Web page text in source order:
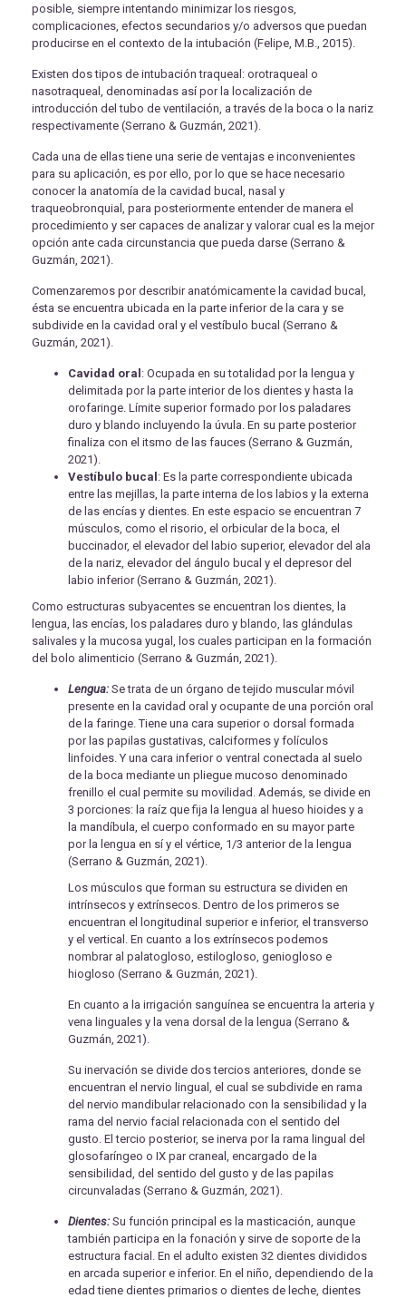
posible, siempre intentando minimizar los riesgos,
complicaciones, efectos secundarios y/o adversos que puedan
producirse en el contexto de la intubación (Felipe, M.B., 2015).
Existen dos tipos de intubación traqueal: orotraqueal o
nasotraqueal, denominadas así por la localización de
introducción del tubo de ventilación, a través de la boca o la nariz
respectivamente (Serrano & Guzmán, 2021).
Cada una de ellas tiene una serie de ventajas e inconvenientes
para su aplicación, es por ello, por lo que se hace necesario
conocer la anatomía de la cavidad bucal, nasal y
traqueobronquial, para posteriormente entender de manera el
procedimiento y ser capaces de analizar y valorar cual es la mejor
opción ante cada circunstancia que pueda darse (Serrano &
Guzmán, 2021).
Comenzaremos por describir anatómicamente la cavidad bucal,
ésta se encuentra ubicada en la parte inferior de la cara y se
subdivide en la cavidad oral y el vestíbulo bucal (Serrano &
Guzmán, 2021).
Cavidad oral : Ocupada en su totalidad por la lengua y
delimitada por la parte interior de los dientes y hasta la
orofaringe. Límite superior formado por los paladares
duro y blando incluyendo la úvula. En su parte posterior
finaliza con el itsmo de las fauces (Serrano & Guzmán,
2021).
Vestíbulo bucal : Es la parte correspondiente ubicada
entre las mejillas, la parte interna de los labios y la externa
de las encías y dientes. En este espacio se encuentran 7
músculos, como el risorio, el orbicular de la boca, el
buccinador, el elevador del labio superior, elevador del ala
de la nariz, elevador del ángulo bucal y el depresor del
labio inferior (Serrano & Guzmán, 2021).
Como estructuras subyacentes se encuentran los dientes, la
lengua, las encías, los paladares duro y blando, las glándulas
salivales y la mucosa yugal, los cuales participan en la formación
del bolo alimenticio (Serrano & Guzmán, 2021).
Lengua: Se trata de un órgano de tejido muscular móvil
presente en la cavidad oral y ocupante de una porción oral
de la faringe. Tiene una cara superior o dorsal formada
por las papilas gustativas, calciformes y folículos
linfoides. Y una cara inferior o ventral conectada al suelo
de la boca mediante un pliegue mucoso denominado
frenillo el cual permite su movilidad. Además, se divide en
3 porciones: la raíz que fija la lengua al hueso hioides y a
la mandíbula, el cuerpo conformado en su mayor parte
por la lengua en sí y el vértice, 1/3 anterior de la lengua
(Serrano & Guzmán, 2021).
Los músculos que forman su estructura se dividen en
intrínsecos y extrínsecos. Dentro de los primeros se
encuentran el longitudinal superior e inferior, el transverso
y el vertical. En cuanto a los extrínsecos podemos
nombrar al palatogloso, estilogloso, geniogloso e
hiogloso (Serrano & Guzmán, 2021).
En cuanto a la irrigación sanguínea se encuentra la arteria y
vena linguales y la vena dorsal de la lengua (Serrano &
Guzmán, 2021).
Su inervación se divide dos tercios anteriores, donde se
encuentran el nervio lingual, el cual se subdivide en rama
del nervio mandibular relacionado con la sensibilidad y la
rama del nervio facial relacionada con el sentido del
gusto. El tercio posterior, se inerva por la rama lingual del
glosofaríngeo o IX par craneal, encargado de la
sensibilidad, del sentido del gusto y de las papilas
circunvaladas (Serrano & Guzmán, 2021).
Dientes: Su función principal es la masticación, aunque
también participa en la fonación y sirve de soporte de la
estructura facial. En el adulto existen 32 dientes divididos
en arcada superior e inferior. En el niño, dependiendo de la
edad tiene dientes primarios o dientes de leche, dientes